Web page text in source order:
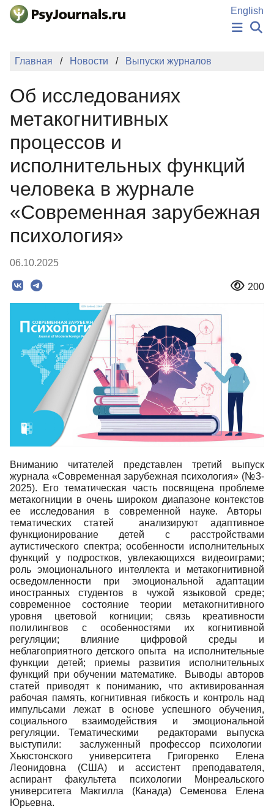
Перейти к основному содержанию
English
НОВОСТИ
ПОДАТЬ РУКОПИСЬ
КЛЮЧЕВЫЕ СЛОВА
Регистрация
Главная Новости Выпуски журналов
Об исследованиях
метакогнитивных
процессов и
исполнительных функций
человека в журнале
«Современная зарубежная
психология»
06.10.2025
200
Вниманию читателей представлен третий выпуск
журнала «Современная зарубежная психология» (№3-
2025). Его тематическая часть посвящена проблеме
метакогниции в очень широком диапазоне контекстов
ее исследования в современной науке. Авторы
тематических статей анализируют адаптивное
функционирование детей с расстройствами
аутистического спектра; особенности исполнительных
функций у подростков, увлекающихся видеоиграми;
роль эмоционального интеллекта и метакогнитивной
осведомленности при эмоциональной адаптации
иностранных студентов в чужой языковой среде;
современное состояние теории метакогнитивного
уровня цветовой когниции; связь креативности
полилингвов с особенностями их когнитивной
регуляции; влияние цифровой среды и
неблагоприятного детского опыта на исполнительные
функции детей; приемы развития исполнительных
функций при обучении математике. Выводы авторов
статей приводят к пониманию, что активированная
рабочая память, когнитивная гибкость и контроль над
импульсами лежат в основе успешного обучения,
социального взаимодействия и эмоциональной
регуляции. Тематическими редакторами выпуска
выступили: заслуженный профессор психологии
Хьюстонского университета Григоренко Елена
Леонидовна (США) и ассистент преподавателя,
аспирант факультета психологии Монреальского
университета Макгилла (Канада) Семенова Елена
Юрьевна.